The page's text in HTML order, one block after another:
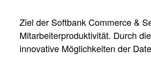
Ziel der Softbank Commerce &
Mitarbeiterproduktivität. Durch
innovative Möglichkeiten der